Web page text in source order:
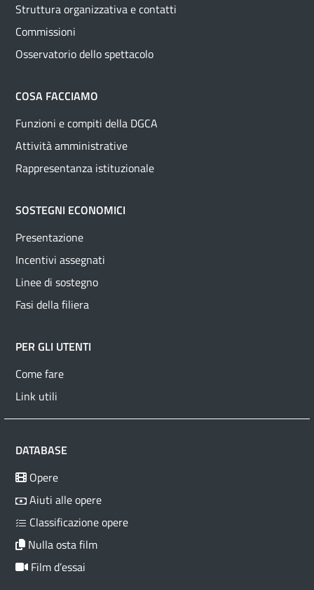
Struttura organizzativa e contatti
Commissioni
Osservatorio dello spettacolo
COSA FACCIAMO
Funzioni e compiti della DGCA
Attività amministrative
Rappresentanza istituzionale
SOSTEGNI ECONOMICI
Presentazione
Incentivi assegnati
Linee di sostegno
Fasi della filiera
PER GLI UTENTI
Come fare
Link utili
DATABASE
Opere
Aiuti alle opere
Classificazione opere
Nulla osta film
Film d’essai